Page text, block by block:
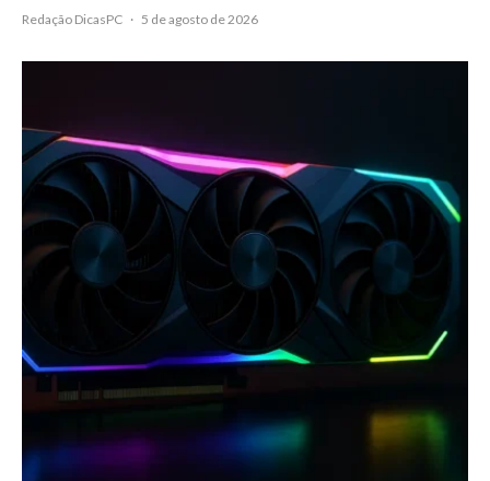
Redação DicasPC · 5 de agosto de 2026